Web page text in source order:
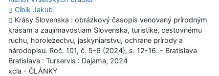
Cíbik Jakub
Krásy Slovenska : obrázkový časopis venovaný prírodným
krásam a zaujímavostiam Slovenska, turistike, cestovnému
ruchu, horolezectvu, jaskyniarstvu, ochrane prírody a
národopisu. Roč. 101, č. 5-6 (2024), s. 12-16. - Bratislava
Bratislava : Turservis : Dajama, 2024
xcla - ČLÁNKY